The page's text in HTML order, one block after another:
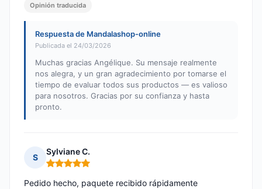
Opinión traducida
Respuesta de Mandalashop-online
Publicada el 24/03/2026
Muchas gracias Angélique. Su mensaje realmente
nos alegra, y un gran agradecimiento por tomarse el
tiempo de evaluar todos sus productos — es valioso
para nosotros. Gracias por su confianza y hasta
pronto.
S
Sylviane C.
Nota: 5 de 5
Pedido hecho, paquete recibido rápidamente